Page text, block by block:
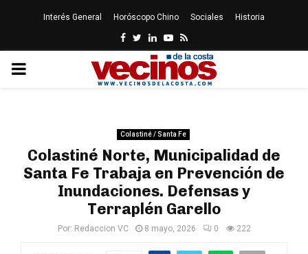
Interés General Horóscopo Chino Sociales Historia
Facebook
Twitter
LinkedinYoutube
Rss
PRIMARY
Colastiné / Santa Fe
Colastiné Norte, Municipalidad de
Santa Fe Trabaja en Prevención de
Inundaciones. Defensas y
Terraplén Garello
Por: Redaccion VC 8 mayo, 2026 0 222